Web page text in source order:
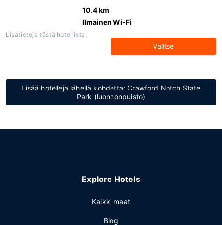
10.4 km
Ilmainen Wi-Fi
Lisätietoja tästä hotellista:
Valitse
Lisää hotelleja lähellä kohdetta: Crawford Notch State
Park (luonnonpuisto)
Explore Hotels
Kaikki maat
Blog